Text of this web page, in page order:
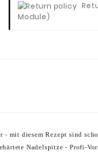
Module)
diesem Rezept sind
Nadelspitze - Profi-